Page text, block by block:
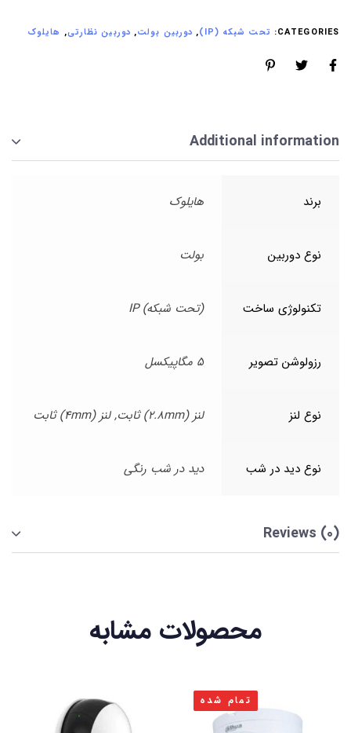
CATEGORIES: تحت شبکه (IP) , دوربین بولت, دوربین نظارتی, هایلوک
Additional information
برند هایلوک
نوع دوربین بولت
تکنولوژی ساخت (تحت شبکه) IP
رزولوشن تصویر 5 مگاپیکسل
نوع لنز لنز (2.8mm) ثابت, لنز (4mm) ثابت
نوع دید در شب دید در شب رنگی
Reviews (0)
محصولات مشابه
تمام شده